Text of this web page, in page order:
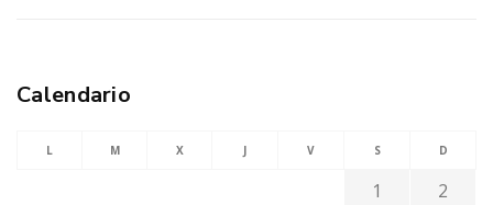
Calendario
L M X J V S D
1
2